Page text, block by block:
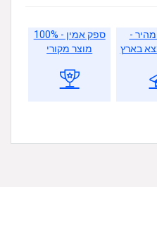
-
בארץ
ספק אמין - 100%
מוצר מקורי